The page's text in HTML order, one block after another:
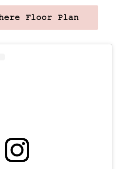
Floor Plan